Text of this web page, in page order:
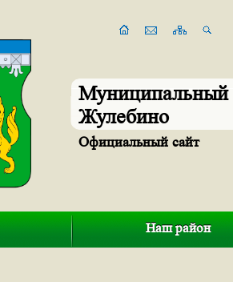
Муниципальный
Жулебино
Официальный сайт
Наш район